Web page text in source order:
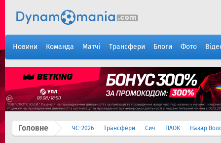
Новини Команда Матчі Трансфери Блоги Фото
Головне ЧС-2026 Трансфери Сич ПАОК Назар